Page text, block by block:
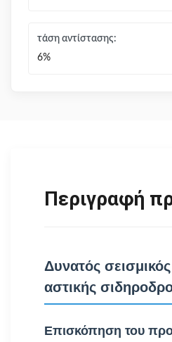
τάση αντίστασης:
6%
Περιγραφή
Δυνατός
αστικής
Επισκόπηση του